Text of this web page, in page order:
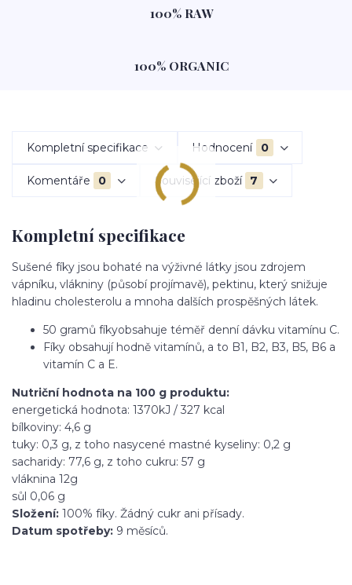
100% RAW
100% ORGANIC
Kompletní specifikace Hodnocení 0
Komentáře 0 Související zboží 7
Kompletní specifikace
Sušené fíky jsou bohaté na výživné látky jsou zdrojem
vápníku, vlákniny (působí projímavě), pektinu, který snižuje
hladinu cholesterolu a mnoha dalších prospěšných látek.
50 gramů fíkyobsahuje téměř denní dávku vitamínu C.
Fíky obsahují hodně vitamínů, a to B1, B2, B3, B5, B6 a
vitamín C a E.
Nutriční hodnota na 100 g produktu:
energetická hodnota: 1370kJ / 327 kcal
bílkoviny: 4,6 g
tuky: 0,3 g, z toho nasycené mastné kyseliny: 0,2 g
sacharidy: 77,6 g, z toho cukru: 57 g
vláknina 12g
sůl 0,06 g
Složení: 100% fíky. Žádný cukr ani přísady.
Datum spotřeby: 9 měsíců.